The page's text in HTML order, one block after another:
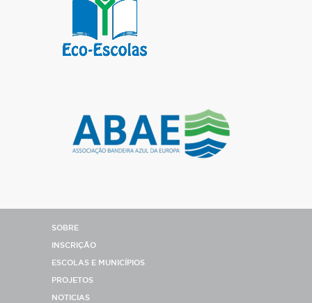
SOBRE
INSCRIÇÃO
ESCOLAS E MUNICÍPIOS
PROJETOS
NOTICIAS